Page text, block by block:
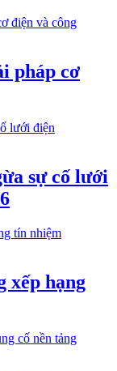
pháp cơ
sự cố lưới
xếp hạng